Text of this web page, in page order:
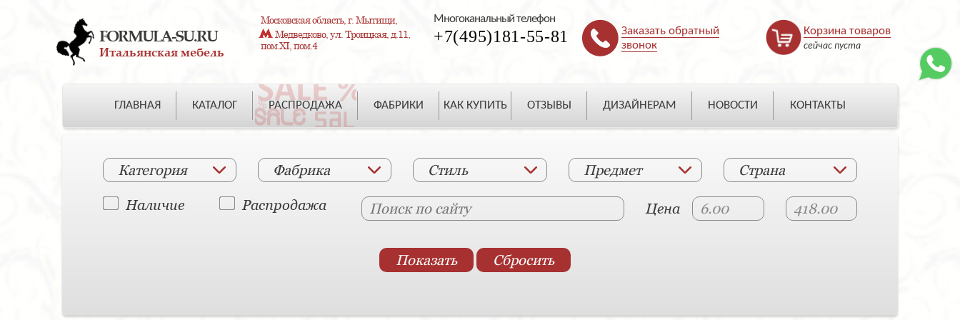
FORMULA-SU.RU
Итальянская мебель
Московская область, г. Мытищи,
Медведково, ул. Троицкая, д.11,
пом.XI, пом.4
Многоканальный телефон
+7(495)181-55-81
Заказать обратный
звонок
Корзина товаров
сейчас пуста
ГЛАВНАЯ КАТАЛОГ РАСПРОДАЖА ФАБРИКИ КАК КУПИТЬ ОТЗЫВЫ ДИЗАЙНЕРАМ НОВОСТИ КОНТАКТЫ
Категория Фабрика Стиль Предмет Страна
Наличие Распродажа Цена